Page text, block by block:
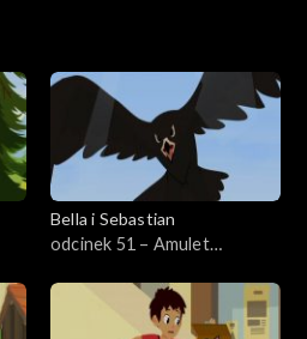
Bella i Sebastian
odcinek 51 – Amulet